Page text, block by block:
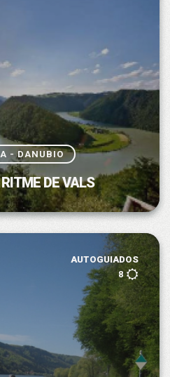
- DANUBIO
DE VALS
AUTOGUIADOS
8